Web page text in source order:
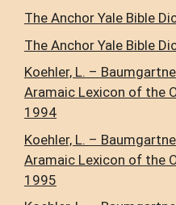
The Anchor Yale Bible
The Anchor Yale Bible
Koehler, L. –
Aramaic Lexicon of the
1994
Koehler, L. –
Aramaic Lexicon of the
1995